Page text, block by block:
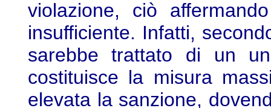
violazione, ciò
insufficiente. Infatti,
sarebbe trattato di un
costituisce la misura
elevata la sanzione,